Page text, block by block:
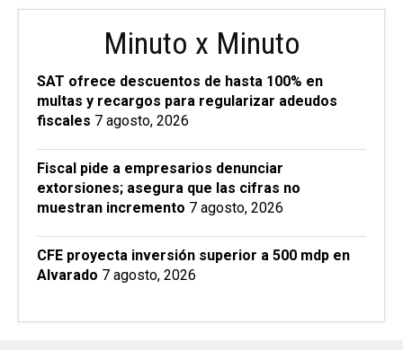
Minuto x Minuto
SAT ofrece descuentos de hasta 100% en
multas y recargos para regularizar adeudos
fiscales 7 agosto, 2026
Fiscal pide a empresarios denunciar
extorsiones; asegura que las cifras no
muestran incremento 7 agosto, 2026
CFE proyecta inversión superior a 500 mdp en
Alvarado 7 agosto, 2026